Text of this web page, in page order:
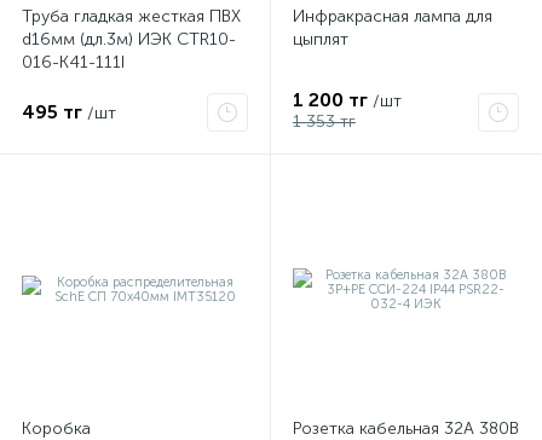
Труба гладкая жесткая ПВХ
d16мм (дл.3м) ИЭК CTR10-
016-K41-111I
495 тг /шт
Инфракрасная лампа для
цыплят
1 200 тг /шт
1 353 тг
Коробка
Розетка кабельная 32А 380В